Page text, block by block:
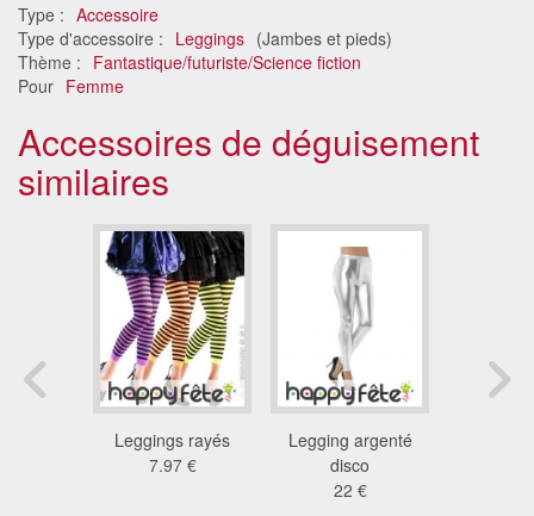
Type : Accessoire
Type d'accessoire : Leggings (Jambes et pieds)
Thème : Fantastique/futuriste/Science fiction
Pour Femme
Accessoires de déguisement
similaires
Leggings rayés
7.97 €
Legging argenté
disco
22 €